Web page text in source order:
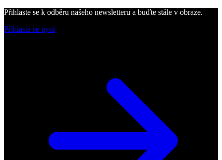
Přihlaste se k odběru našeho newsletteru a buďte stále v obraze.
Přihlaste se nyní